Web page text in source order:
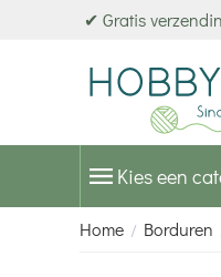
✔ Gratis
Kies een
Home / Borduren